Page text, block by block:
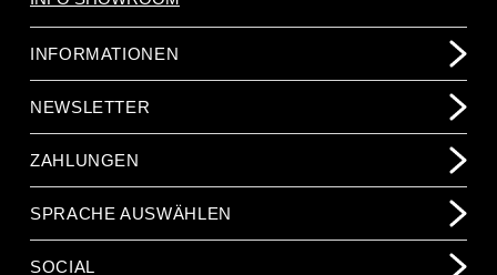
INFORMATIONEN
NEWSLETTER
ZAHLUNGEN
SPRACHE AUSWÄHLEN
SOCIAL